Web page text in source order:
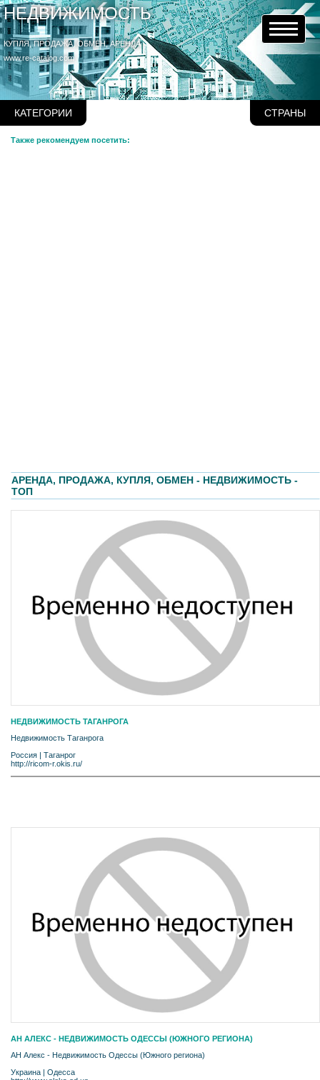
НЕДВИЖИМОСТЬ
КУПЛЯ, ПРОДАЖА, ОБМЕН, АРЕНДА
www.re-catalog.com
КАТЕГОРИИ СТРАНЫ
Также рекомендуем посетить:
АРЕНДА, ПРОДАЖА, КУПЛЯ, ОБМЕН - НЕДВИЖИМОСТЬ -
ТОП
НЕДВИЖИМОСТЬ ТАГАНРОГА
Недвижимость Таганрога
Россия | Таганрог
http://ricom-r.okis.ru/
АН АЛЕКС - НЕДВИЖИМОСТЬ ОДЕССЫ (ЮЖНОГО РЕГИОНА)
АН Алекс - Недвижимость Одессы (Южного региона)
Украина | Одесса